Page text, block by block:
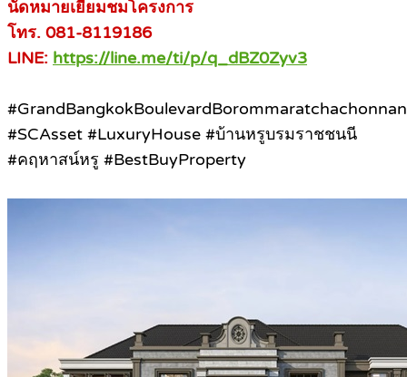
นัดหมายเยี่ยมชมโครงการ
โทร. 081-8119186
LINE: https://line.me/ti/p/q_dBZ0Zyv3
#SCAsset #LuxuryHouse #บ้านหรูบรมราชชนนี
#คฤหาสน์หรู #BestBuyProperty